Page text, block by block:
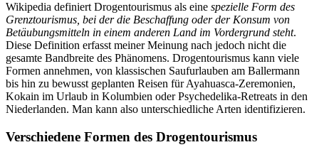
Wikipedia definiert Drogentourismus als eine spezielle Form des
Grenztourismus, bei der die Beschaffung oder der Konsum von
Betäubungsmitteln in einem anderen Land im Vordergrund steht.
Diese Definition erfasst meiner Meinung nach jedoch nicht die
gesamte Bandbreite des Phänomens. Drogentourismus kann viele
Formen annehmen, von klassischen Saufurlauben am Ballermann
bis hin zu bewusst geplanten Reisen für Ayahuasca-Zeremonien,
Kokain im Urlaub in Kolumbien oder Psychedelika-Retreats in den
Niederlanden. Man kann also unterschiedliche Arten identifizieren.
Verschiedene Formen des Drogentourismus